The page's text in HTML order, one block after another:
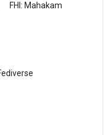
FHI: Mahakam